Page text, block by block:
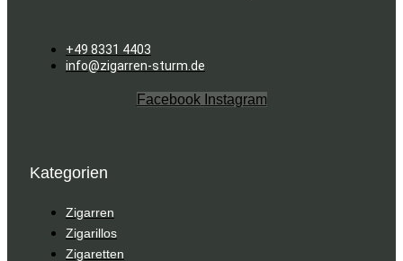
+49 8331 4403
info@zigarren-sturm.de
Facebook Instagram
Kategorien
Zigarren
Zigarillos
Zigaretten